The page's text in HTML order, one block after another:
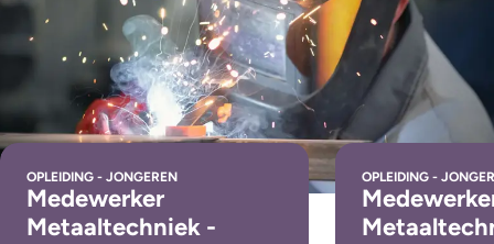
OPLEIDING - JONGEREN
Medewerker
Metaaltechniek -
OPLEIDING -